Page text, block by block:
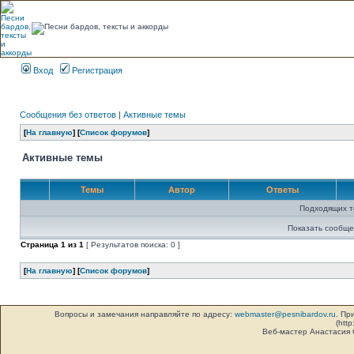
Вход Регистрация
Сообщения без ответов | Активные темы
[На главную] [Список форумов]
Активные темы
Темы Автор Ответы
Подходящих
Показать
Страница 1 из 1 [ Результатов поиска: 0 ]
[На главную] [Список форумов]
Вопросы и замечания направляйте по адресу: webmaster@pesnibardov.ru .
Веб-мастер